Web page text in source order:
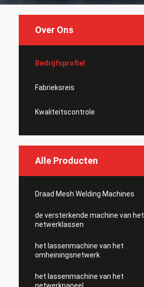
Over Ons
Bedrijfsprofiel
Fabrieksreis
Kwaliteitscontrole
Alle Producten
Draad Mesh Welding Machines
de versterkende machine van het
netwerklassen
het lassenmachine van het
omheiningsnetwerk
het lassenmachine van het